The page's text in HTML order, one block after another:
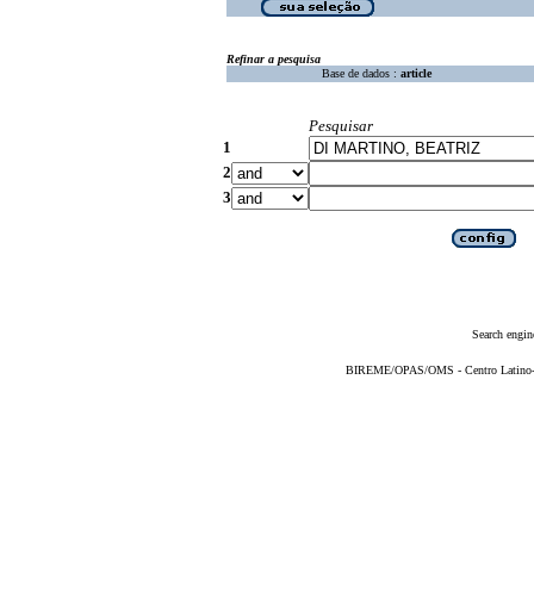
Refinar a pesquisa
Base de dados : article
Pesquisar
1
2
3
Search
BIREME/OPAS/OMS - Centro Latino-